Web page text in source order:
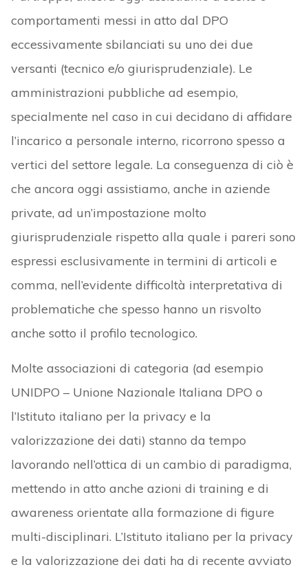
comportamenti messi in atto dal DPO
eccessivamente sbilanciati su uno dei due
versanti (tecnico e/o giurisprudenziale). Le
amministrazioni pubbliche ad esempio,
specialmente nel caso in cui decidano di affidare
l’incarico a personale interno, ricorrono spesso a
vertici del settore legale. La conseguenza di ciò è
che ancora oggi assistiamo, anche in aziende
private, ad un’impostazione molto
giurisprudenziale rispetto alla quale i pareri sono
espressi esclusivamente in termini di articoli e
comma, nell’evidente difficoltà interpretativa di
problematiche che spesso hanno un risvolto
anche sotto il profilo tecnologico.
Molte associazioni di categoria (ad esempio
UNIDPO – Unione Nazionale Italiana DPO o
l’Istituto italiano per la privacy e la
valorizzazione dei dati) stanno da tempo
lavorando nell’ottica di un cambio di paradigma,
mettendo in atto anche azioni di training e di
awareness orientate alla formazione di figure
multi-disciplinari. L’Istituto italiano per la privacy
e la valorizzazione dei dati ha di recente avviato